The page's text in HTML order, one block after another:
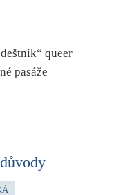
queer
pasáže